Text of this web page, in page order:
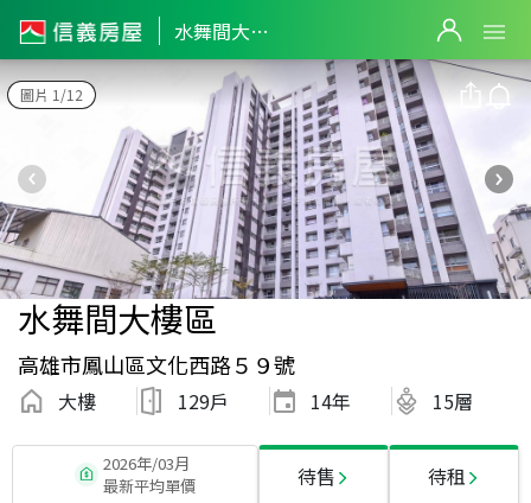
水舞間大樓區
圖片 1/12
水舞間大樓區
高雄市鳳山區文化西路５９號
大樓 129戶 14年 15層
2026年/03月
最新平均單價
待售 待租